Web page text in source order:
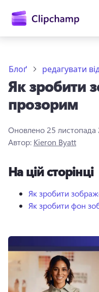
вмісту
Спробувати
Блоґ редагувати
Як зробити
прозорим
Оновлено 25 листопада
Автор: Kieron Byatt
На цій сторінці
Як зробити
Як зробити фон